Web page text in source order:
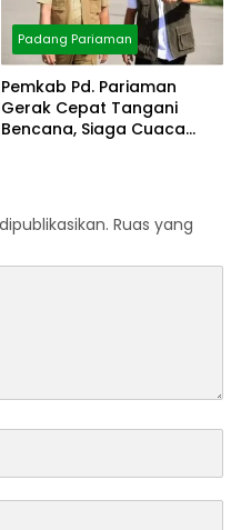
Padang Pariaman
Pemkab Pd. Pariaman
Gerak Cepat Tangani
Bencana, Siaga Cuaca
Ruas yang